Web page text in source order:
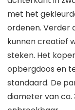
met het
ordenen. Verder
kunnen creatief
steken. Het
opbergdoos en
standaard. De
diameter van ca.